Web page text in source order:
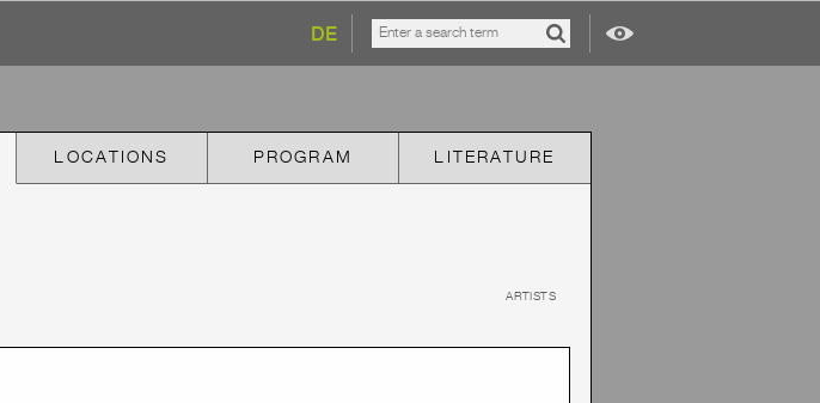
DE
LOCATIONS PROGRAM LITERATURE
ARTISTS